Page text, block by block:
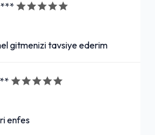
gitmenizi tavsiye ederim
enfes